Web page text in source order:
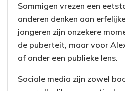
Sommigen vrezen een
anderen denken aan
jongeren zijn onzekere
de puberteit, maar voor
af onder een publieke lens.
Sociale media zijn zowel